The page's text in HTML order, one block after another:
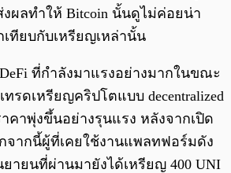
งผลทำให้ Bitcoin นั้นดูไม่ค่อยน่า
ทียบกับเหรียญเหล่านั้น
ที่กำลังมาแรงอย่างมากในขณะ
ทรดเหรียญคริปโตแบบ decentralized
าคาพุ่งขึ้นอย่างรุนแรง หลังจากเปิด
จากนี้ผู้ที่เคยใช้งานแพลทฟอร์มดัง
ายนที่ผ่านมายังได้เหรียญ 400 UNI